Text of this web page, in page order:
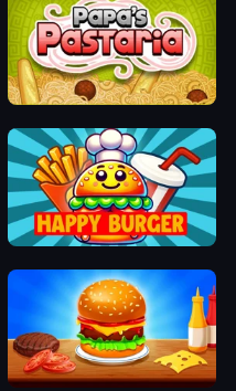
Papa's Pastaria
Happy Burger
Burger Cafe